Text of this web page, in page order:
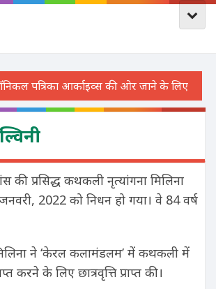
की प्रसिद्ध कथकली नृत्यांगना मिलिना
2022 को निधन हो गया। वे 84 वर्ष
ने ‘केरल कलामंडलम’ में कथकली में
करने के लिए छात्रवृत्ति प्राप्त की।